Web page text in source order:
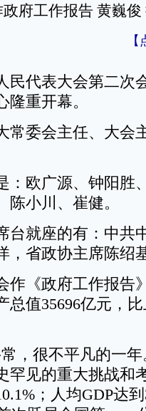
府工作报告 黄巍俊
代表大会第二次
隆重开幕。
委会主任、大会
欧广源、钟阳胜
小川、崔健。
就座的有：中共
，省政协主席陈绍
《政府工作报告
总值35696亿元，
很不平凡的一年
罕见的重大挑战和
；人均GDP达